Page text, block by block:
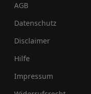
AGB
Datenschutz
Disclaimer
Hilfe
Impressum